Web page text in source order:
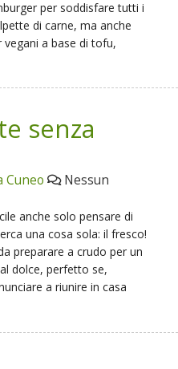
per soddisfare tutti i
di carne, ma anche
a base di tofu,
senza
Cuneo
Nessun
anche solo pensare di
una cosa sola: il fresco!
preparare a crudo per un
dolce, perfetto se,
a riunire in casa